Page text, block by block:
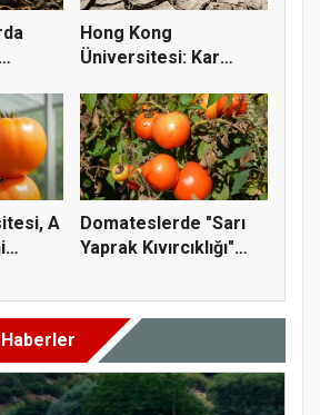
Hong Kong
Üniversitesi: Kar
A
Domateslerde "Sarı
Yaprak Kıvırcıklığı"